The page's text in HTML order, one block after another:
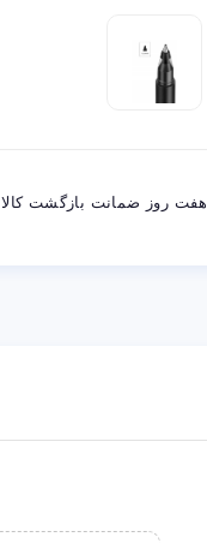
هفت روز ضمانت بازگشت کالا